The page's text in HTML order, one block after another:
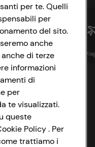
Istituzionale
per te. Quelli
per
del sito.
anche
di terze
informazioni
di
per
te visualizzati.
queste
Policy . Per
trattiamo i